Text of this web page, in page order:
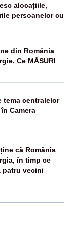
alocațiile,
persoanelor cu
din România
Ce MĂSURI
tema centralelor
Camera
că România
în timp ce
patru vecini